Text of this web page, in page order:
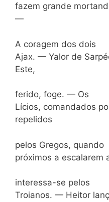
fazem grande
—
A coragem dos dois
Ajax. — Yalor de
Este,
ferido, foge. — Os
Lícios, comandados
repelidos
pelos Gregos, quando
próximos a
interessa-se pelos
Troianos. — Heitor